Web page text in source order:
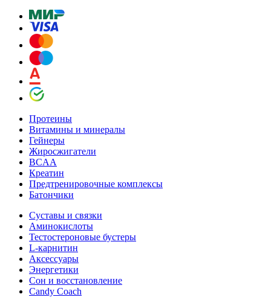
Протеины
Витамины и минералы
Гейнеры
Жиросжигатели
BCAA
Креатин
Предтренировочные комплексы
Батончики
Суставы и связки
Аминокислоты
Тестостероновые бустеры
L-карнитин
Аксессуары
Энергетики
Сон и восстановление
Candy Coach